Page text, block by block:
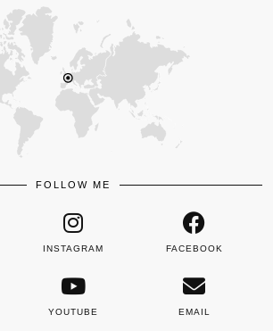
FOLLOW ME
INSTAGRAM FACEBOOK
YOUTUBE EMAIL